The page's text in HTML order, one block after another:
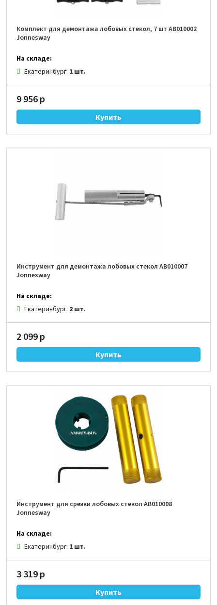
Комплект для демонтажа лобовых стекол, 7 шт AB010002
Jonnesway
На складе:
Екатеринбург: 1 шт.
9 956 р
Инструмент для демонтажа лобовых стекол AB010007
Jonnesway
На складе:
Екатеринбург: 2 шт.
2 099 р
Инструмент для срезки лобовых стекол AB010008
Jonnesway
На складе:
Екатеринбург: 1 шт.
3 319 р